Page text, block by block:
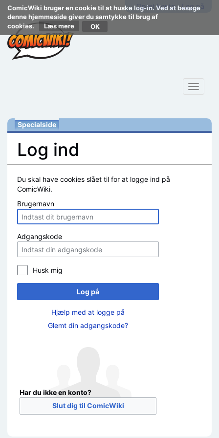
ComicWiki bruger en cookie til at huske log-in. Ved at besøge
denne hjemmeside giver du samtykke til brug af
cookies.
Læs mere
Opret konto Log på
Toggle
Specialside
Log ind
Du skal have cookies slået til for at logge ind på
ComicWiki.
Brugernavn
Adgangskode
Husk mig
Log på
Hjælp med at logge på
Glemt din adgangskode?
Har du ikke en konto?
Slut dig til ComicWiki